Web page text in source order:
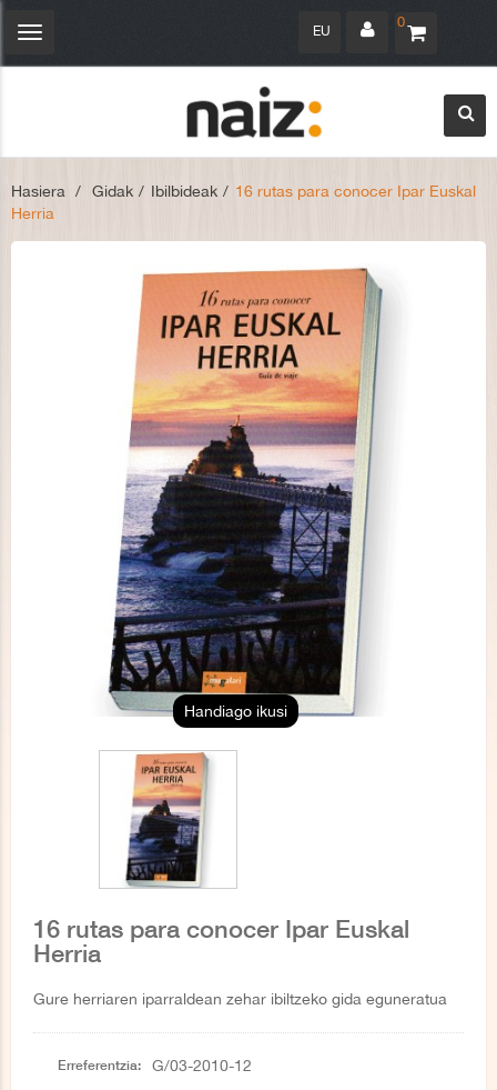
0
EU
Navegación
Hasiera > Gidak > Ibilbideak > 16 rutas para conocer Ipar Euskal
Herria
Handiago ikusi
16 rutas para conocer Ipar Euskal
Herria
Gure herriaren iparraldean zehar ibiltzeko gida eguneratua
Erreferentzia: G/03-2010-12